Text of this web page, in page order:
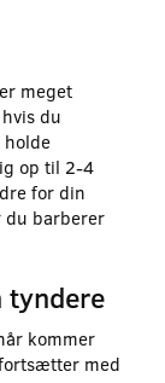
meget
du
op til 2-4
for din
du barberer
tyndere
kommer
med